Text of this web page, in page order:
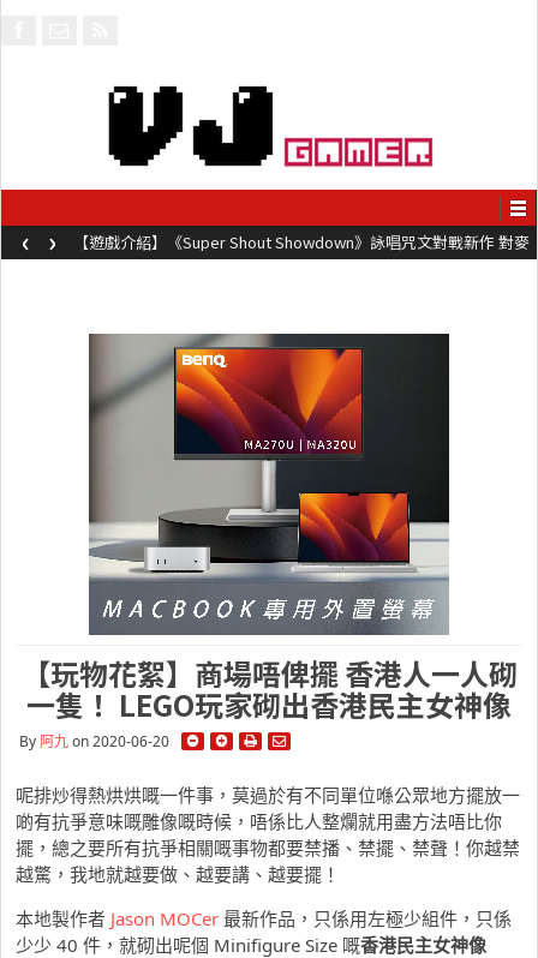
【遊戲介紹】《Super Shout Showdown》詠唱咒文對戰新作 對麥
克風唸咒可自訂咒文越長越強
‹ ›
【玩物花絮】商場唔俾擺 香港人一人砌
一隻！ LEGO玩家砌出香港民主女神像
By 阿九on 2020-06-20
呢排炒得熱烘烘嘅一件事，莫過於有不同單位喺公眾地方擺放一
啲有抗爭意味嘅雕像嘅時候，唔係比人整爛就用盡方法唔比你
擺，總之要所有抗爭相關嘅事物都要禁播、禁擺、禁聲！你越禁
越驚，我地就越要做、越要講、越要擺！
本地製作者 Jason MOCer 最新作品，只係用左極少組件，只係
少少 40 件，就砌出呢個 Minifigure Size 嘅香港民主女神像